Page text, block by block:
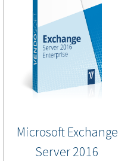
Microsoft Exchange
Server 2016